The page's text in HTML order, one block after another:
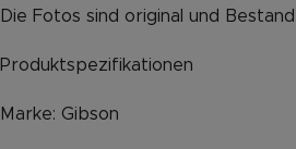
Die Fotos sind original und
Produktspezifikationen
Marke: Gibson